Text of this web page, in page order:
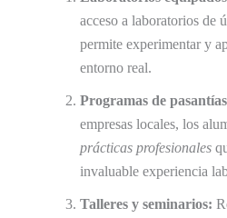
acceso a laboratorios de
permite experimentar y
entorno real.
Programas de
empresas locales, los
prácticas profesionales
invaluable experiencia
Talleres y seminarios: